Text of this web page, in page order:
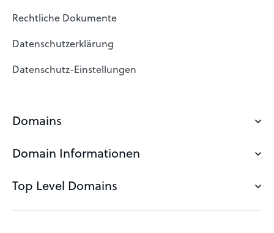
Rechtliche Dokumente
Datenschutzerklärung
Datenschutz-Einstellungen
Domains
Domainsuche
Domain sichern
Domain Informationen
Was ist eine Domain?
Domainabfrage
Top Level Domains